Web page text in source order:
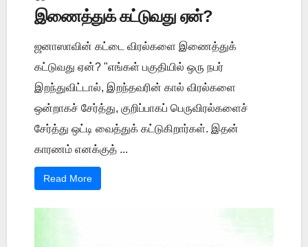
இணைத்துக் கட்டுவது ஏன்?
ஜனாஸாவின் கட்டை விரல்களை இணைத்துக்
கட்டுவது ஏன்? "எங்கள் பகுதியில் ஒரு நபர்
இறந்துவிட்டால், இறந்தவரின் கால் விரல்களை
ஒன்றாகச் சேர்த்து, குறிப்பாகப் பெருவிரல்களைச்
சேர்த்து ஒட்டி வைத்துக் கட்டுகிறார்கள். இதன்
காரணம் எனக்குத் ...
Read More